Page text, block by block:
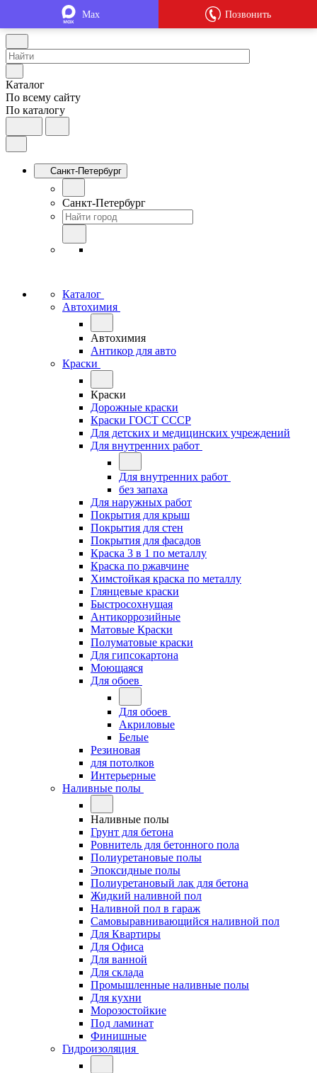
Каталог
По всему сайту
По каталогу
Санкт-Петербург
Санкт-Петербург
Каталог
Автохимия
Автохимия
Антикор для авто
Краски
Краски
Дорожные краски
Краски ГОСТ СССР
Для детских и медицинских учреждений
Для внутренних работ
Для внутренних работ
без запаха
Для наружных работ
Покрытия для крыш
Покрытия для стен
Покрытия для фасадов
Краска 3 в 1 по металлу
Краска по ржавчине
Химстойкая краска по металлу
Глянцевые краски
Быстросохнущая
Антикоррозийные
Матовые Краски
Полуматовые краски
Для гипсокартона
Моющаяся
Для обоев
Для обоев
Акриловые
Белые
Резиновая
для потолков
Интерьерные
Наливные полы
Наливные полы
Грунт для бетона
Ровнитель для бетонного пола
Полиуретановые полы
Эпоксидные полы
Полиуретановый лак для бетона
Жидкий наливной пол
Наливной пол в гараж
Самовыравнивающийся наливной пол
Для Квартиры
Для Офиса
Для ванной
Для склада
Промышленные наливные полы
Для кухни
Морозостойкие
Под ламинат
Финишные
Гидроизоляция
Max Позвонить